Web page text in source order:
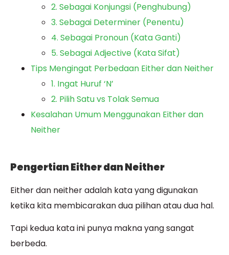
2. Sebagai Konjungsi (Penghubung)
3. Sebagai Determiner (Penentu)
4. Sebagai Pronoun (Kata Ganti)
5. Sebagai Adjective (Kata Sifat)
Tips Mengingat Perbedaan Either dan Neither
1. Ingat Huruf ‘N’
2. Pilih Satu vs Tolak Semua
Kesalahan Umum Menggunakan Either dan
Neither
Pengertian Either dan Neither
Either dan neither adalah kata yang digunakan
ketika kita membicarakan dua pilihan atau dua hal.
Tapi kedua kata ini punya makna yang sangat
berbeda.